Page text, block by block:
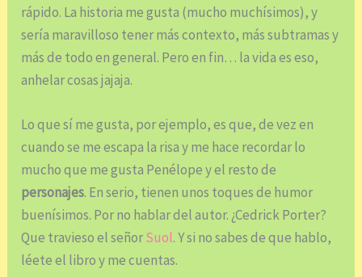
rápido. La historia me gusta (mucho muchísimos), y
sería maravilloso tener más contexto, más subtramas y
más de todo en general. Pero en fin… la vida es eso,
anhelar cosas jajaja.
Lo que sí me gusta, por ejemplo, es que, de vez en
cuando se me escapa la risa y me hace recordar lo
mucho que me gusta Penélope y el resto de
personajes. En serio, tienen unos toques de humor
buenísimos. Por no hablar del autor. ¿Cedrick Porter?
Que travieso el señorSuol. Y si no sabes de que hablo,
léete el libro y me cuentas.